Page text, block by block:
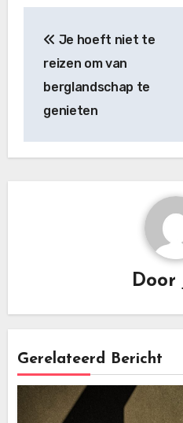
navigatie
Je hoeft niet te
reizen om van
berglandschap te
genieten
Door
Gerelateerd Bericht